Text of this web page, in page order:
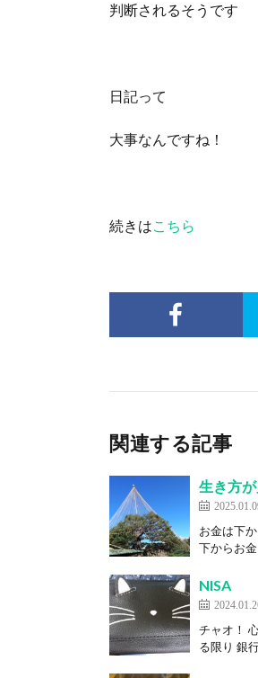
判断されるそうです
日記って
大事なんですね！
続きはこちら
関連する記事
生き方
お金は下
下からお
NISA
チャオ！
る限り 銀